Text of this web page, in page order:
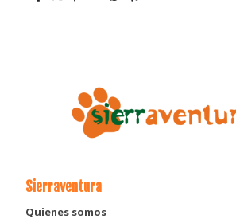
Sierraventura
Quienes somos